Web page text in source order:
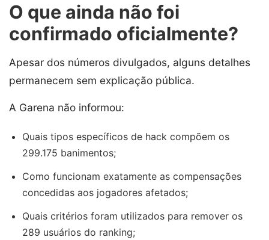
O que ainda não foi
confirmado oficialmente?
Apesar dos números divulgados, alguns detalhes
permanecem sem explicação pública.
A Garena não informou:
Quais tipos específicos de hack compõem os
299.175 banimentos;
Como funcionam exatamente as compensações
concedidas aos jogadores afetados;
Quais critérios foram utilizados para remover os
289 usuários do ranking;